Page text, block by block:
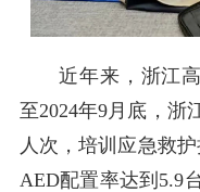
近年来，浙江
至2024年9月底，浙
人次，培训应急救
AED配置率达到5.9